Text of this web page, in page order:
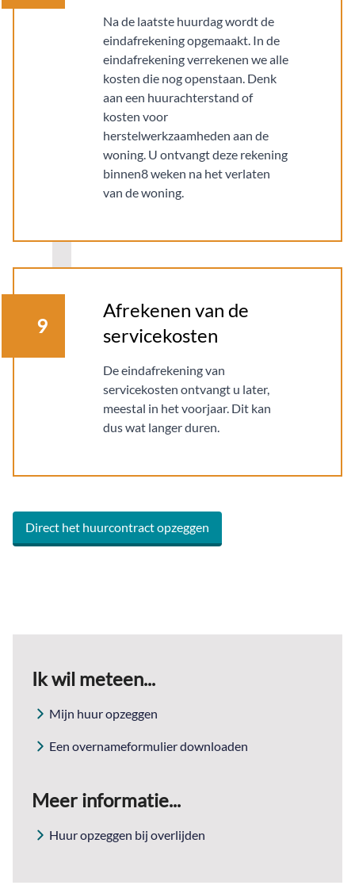
Na de laatste huurdag wordt de
eindafrekening opgemaakt. In de
eindafrekening verrekenen we alle
kosten die nog openstaan. Denk
aan een huurachterstand of
kosten voor
herstelwerkzaamheden aan de
woning. U ontvangt deze rekening
binnen8 weken na het verlaten
van de woning.
9
Afrekenen van de
servicekosten
De eindafrekening van
servicekosten ontvangt u later,
meestal in het voorjaar. Dit kan
dus wat langer duren.
Direct het huurcontract opzeggen
Ik wil meteen...
Mijn huur opzeggen
Een overnameformulier downloaden
Meer informatie...
Huur opzeggen bij overlijden